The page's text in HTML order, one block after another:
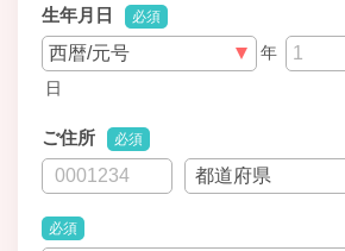
生年月日 必須
年
日
ご住所 必須
必須